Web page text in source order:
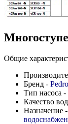
Общие
Бренд -
Тип насоса -
Качество
Назначение -